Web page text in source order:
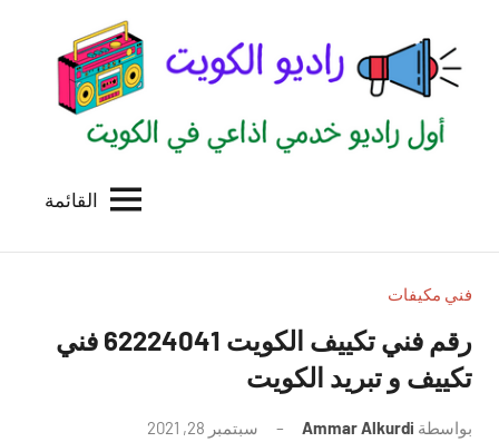
المحتوى
الكويت
للاعلانات
بالكويت
القائمة
فني مكيفات
رقم فني تكييف الكويت 62224041 فني
تكييف و تبريد الكويت
بواسطة Ammar Alkurdi سبتمبر 28, 2021